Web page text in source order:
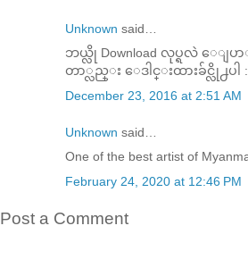
Unknown said…
ဘယ္လို Download လုပ္ရလဲ ေျပ
တာ္လည္း ေဒါင္းထားခ်င္လို႕ပါ
December 23, 2016 at 2:51 AM
Unknown said…
One of the best artist of
February 24, 2020 at 12:46 PM
Post a Comment